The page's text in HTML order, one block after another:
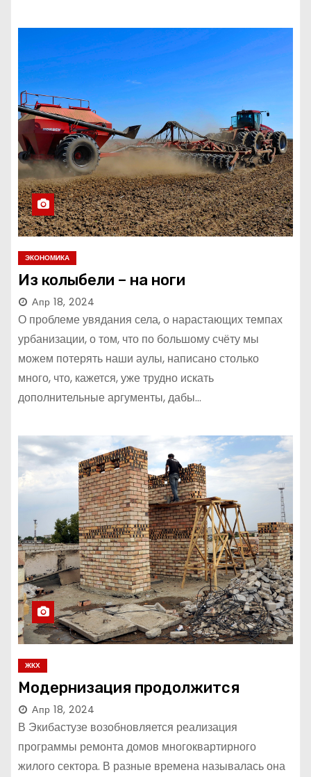
ЭКОНОМИКА
Из колыбели – на ноги
Апр 18, 2024
О проблеме увядания села, о нарастающих темпах
урбанизации, о том, что по большому счёту мы
можем потерять наши аулы, написано столько
много, что, кажется, уже трудно искать
дополнительные аргументы, дабы…
ЖКХ
Модернизация продолжится
Апр 18, 2024
В Экибастузе возобновляется реализация
программы ремонта домов многоквартирного
жилого сектора. В разные времена называлась она